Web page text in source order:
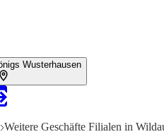
Wusterhausen
Weitere Geschäfte Filialen in